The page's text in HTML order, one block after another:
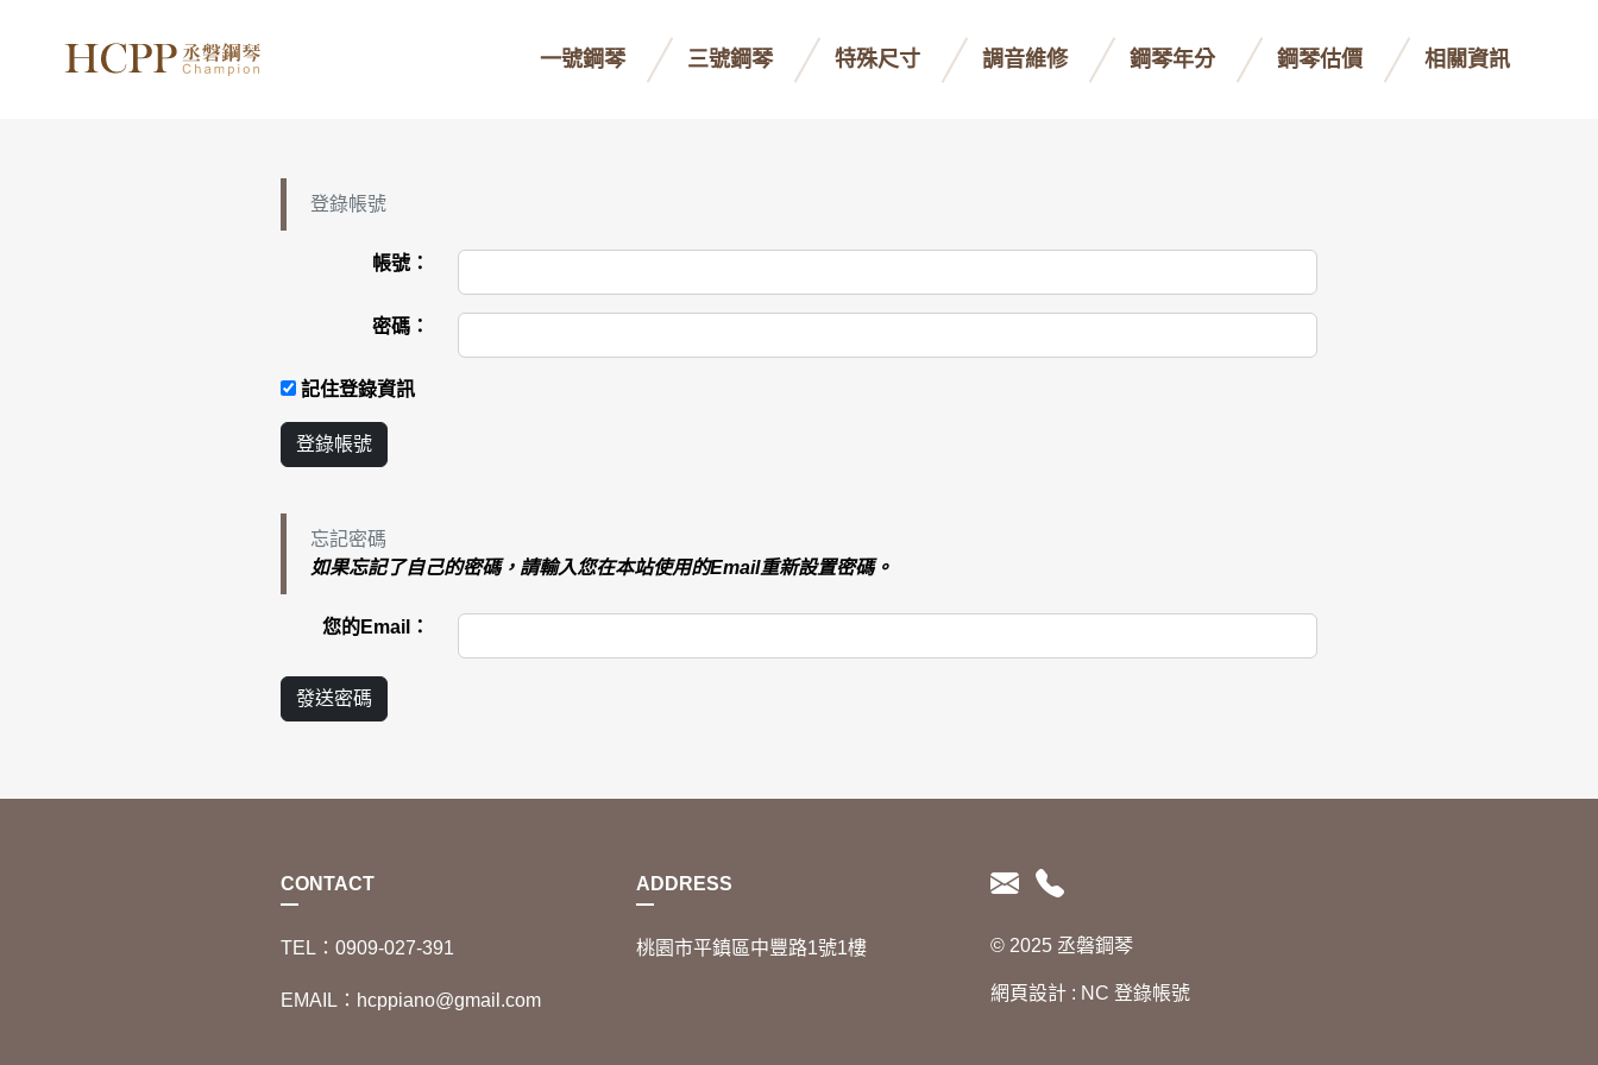
一號鋼琴 三號鋼琴 特殊尺寸 調音維修 鋼琴年分 鋼琴估價 相關資訊
登錄帳號
帳號：
密碼：
記住登錄資訊
登錄帳號
忘記密碼
如果忘記了自己的密碼，請輸入您在本站使用的Email重新設置密碼。
您的Email：
發送密碼
CONTACT
TEL：0909-027-391
EMAIL：hcppiano@gmail.com
ADDRESS
桃園市平鎮區中豐路1號1樓 © 2025 丞磐鋼琴
網頁設計 : NC 登錄帳號